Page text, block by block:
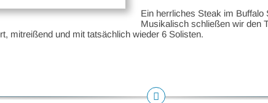
Ein herrliches Steak im
Musikalisch schließen wir den
mitreißend und mit tatsächlich wieder 6 Solisten.